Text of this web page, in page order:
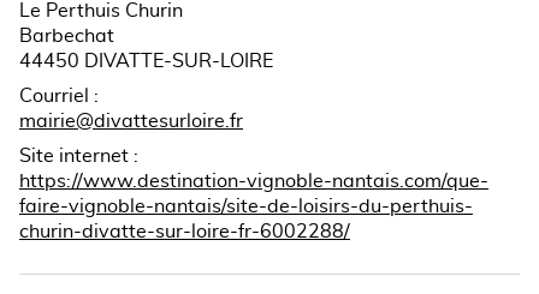
Le Perthuis Churin
Barbechat
44450 DIVATTE-SUR-LOIRE
Courriel
:
mairie@divattesurloire.fr
Site internet :
https://www.destination-vignoble-nantais.com/que-
faire-vignoble-nantais/site-de-loisirs-du-perthuis-
churin-divatte-sur-loire-fr-6002288/